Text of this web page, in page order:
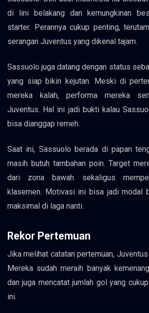
di lini belakang dan kemungkinan
starter. Perannya cukup penting,
serangan Juventus yang dikenal tajam.
Sassuolo juga datang dengan status
yang siap bikin kejutan. Meski di
mereka kalah, performa mereka
Juventus. Hal ini jadi bukti kalau
bisa dianggap remeh.
Saat ini, Sassuolo berada di papan
masih butuh tambahan poin. Target
dari zona bawah sekaligus
klasemen. Motivasi ini bisa jadi modal
maksimal di laga nanti.
Rekor Pertemuan
Jika melihat catatan pertemuan,
Mereka sudah meraih banyak
dan juga mencatat jumlah gol yang
ini.